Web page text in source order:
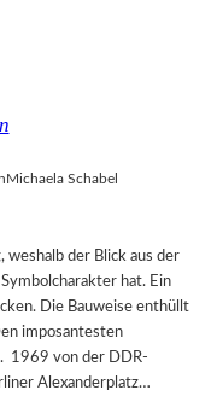
Michaela Schabel
der Blick aus der
hat. Ein
Die Bauweise enthüllt
imposantesten
1969 von der DDR-
Alexanderplatz…